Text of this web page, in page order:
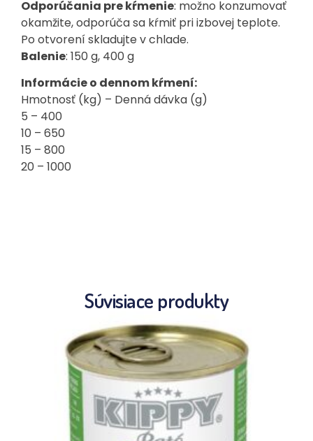
Odporúčania pre kŕmenie: možno konzumovať
okamžite, odporúča sa kŕmiť pri izbovej teplote.
Po otvorení skladujte v chlade.
Balenie: 150 g, 400 g
Informácie o dennom kŕmení:
Hmotnosť (kg) – Denná dávka (g)
5 – 400
10 – 650
15 – 800
20 – 1000
Súvisiace produkty